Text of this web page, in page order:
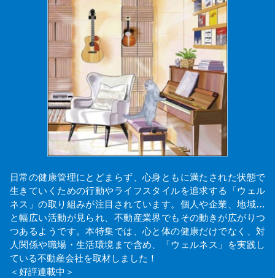
日常の健康管理にとどまらず、心身ともに満たされた状態で
生きていくための行動やライフスタイルを追求する「ウェル
ネス」の取り組みが注目されています。個人や企業、地域…
と幅広い活動が見られ、不動産業界でもその動きが広がりつ
つあるようです。本特集では、心と体の健康だけでなく、対
人関係や職場・生活環境まで含め、「ウェルネス」を実践し
ている不動産会社を取材しました！
＜好評連載中＞